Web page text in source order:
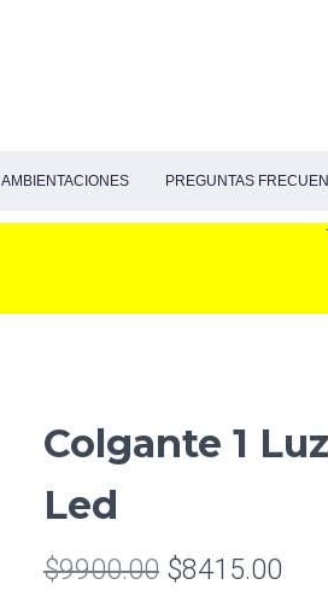
AMBIENTACIONES PREGUNTAS
Colgante 1
Led
$9900.00 El
$8415.00